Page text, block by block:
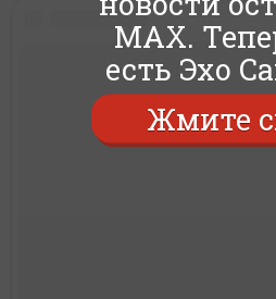
MAX.
есть Эхо
Жмите